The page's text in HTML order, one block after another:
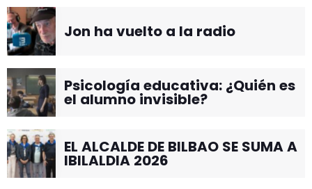
Jon ha vuelto a la radio
Psicología educativa: ¿Quién es
el alumno invisible?
EL ALCALDE DE BILBAO SE SUMA A
IBILALDIA 2026